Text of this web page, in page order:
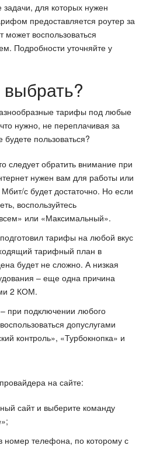
для которых нужен
предоставляется роутер за
воспользоваться
Подробности уточняйте у
тарифы под любые
нужно, не переплачивая за
пользоваться?
следует обратить внимание при
нужен вам для работы или
с будет достаточно. Но если
воспользуйтесь
или «Максимальный».
тарифы на любой вкус
тарифный план в
будет не сложно. А низкая
– еще одна причина
2 КОМ.
при подключении любого
допуслугами
контроль», «Турбокнопка» и
на сайте:
сайт и выберите команду
номер телефона, по которому с